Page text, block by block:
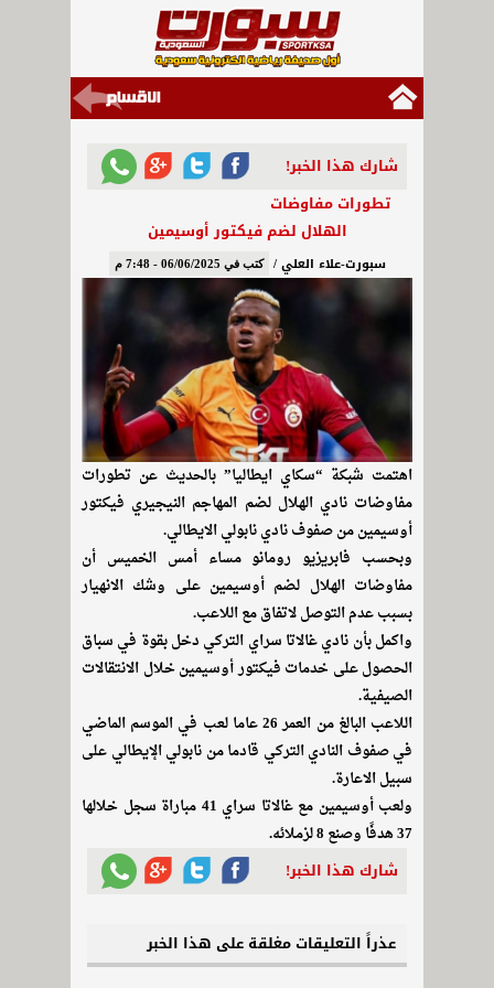
شارك هذا الخبر!
تطورات مفاوضات
الهلال لضم فيكتور أوسيمين
سبورت-علاء العلي / كتب في 06/06/2025 - 7:48 م
اهتمت شبكة “سكاي ايطاليا” بالحديث عن تطورات
مفاوضات نادي الهلال لضم المهاجم النيجيري فيكتور
أوسيمين من صفوف نادي نابولي الايطالي.
وبحسب فابريزيو رومانو مساء أمس الخميس أن
مفاوضات الهلال لضم أوسيمين على وشك الانهيار
بسبب عدم التوصل لاتفاق مع اللاعب.
واكمل بأن نادي غالاتا سراي التركي دخل بقوة في سباق
الحصول على خدمات فيكتور أوسيمين خلال الانتقالات
الصيفية.
اللاعب البالغ من العمر 26 عاما لعب في الموسم الماضي
في صفوف النادي التركي قادما من نابولي الإيطالي على
سبيل الاعارة.
ولعب أوسيمين مع غالاتا سراي 41 مباراة سجل خلالها
37 هدفًا وصنع 8 لزملائه.
شارك هذا الخبر!
عذراً التعليقات مغلقة على هذا الخبر